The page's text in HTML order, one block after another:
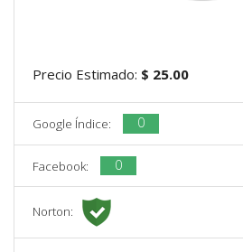
Precio Estimado: $ 25.00
Google Índice: 0
Facebook: 0
Norton: